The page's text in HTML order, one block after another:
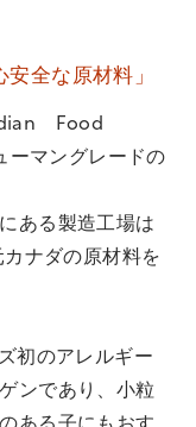
全な原材料」
Food
マングレードの
ある製造工場は
ナダの原材料を
初のアレルギー
ンであり、小粒